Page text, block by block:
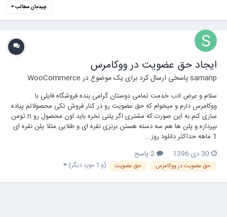
چیدمان مطالب
ایجاد حق عضویت در ووکامرس
samanpپاسخی ارسال کرد برای یک موضوع درWooCommerce
سلام و عرض ادب خدمت تمامی دوستان گرامی بنده فروشگاه فایلی با
ووکامرس دارم و میخوام که حق عضویت رو در کنار فروش تکی محصولاتم پیاده
سازی کنم.به این صورت که مشتری اگر پلنی نخره باید اون محصول رو n تومن
بپردازه.و پلن ها هم سه دسته هستن.برنزی نقره ای و طلایی.مثلا پلن نقره ای
1 ماهه حداکثر دانلود روز...
30 دی 1396
حق عضویت در ووکامرس حق عضویت (و 1 مورد دیگر)